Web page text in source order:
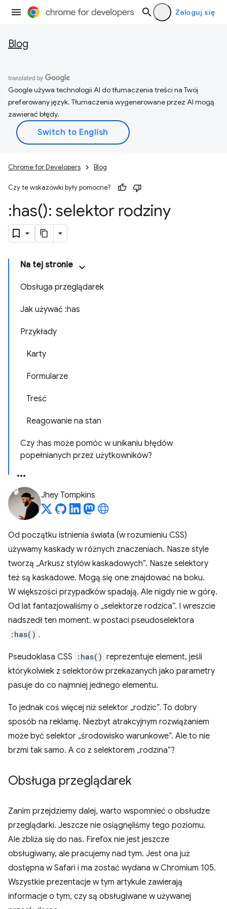
Zaloguj się
Blog
Google używa technologii AI do tłumaczenia treści na Twój
preferowany język. Tłumaczenia wygenerowane przez AI mogą
zawierać błędy.
Chrome for Developers Blog
Czy te wskazówki były pomocne?
:has(): selektor rodziny
Na tej stronie
Obsługa przeglądarek
Jak używać :has
Przykłady
Karty
Formularze
Treść
Reagowanie na stan
Czy :has może pomóc w unikaniu błędów
popełnianych przez użytkowników?
Jhey Tompkins
Od początku istnienia świata (w rozumieniu CSS)
używamy kaskady w różnych znaczeniach. Nasze style
tworzą „Arkusz stylów kaskadowych”. Nasze selektory
też są kaskadowe. Mogą się one znajdować na boku.
W większości przypadków spadają. Ale nigdy nie w górę.
Od lat fantazjowaliśmy o „selektorze rodzica”. I wreszcie
nadszedł ten moment. w postaci pseudoselektora
:has() .
Pseudoklasa CSS :has() reprezentuje element, jeśli
którykolwiek z selektorów przekazanych jako parametry
pasuje do co najmniej jednego elementu.
To jednak coś więcej niż selektor „rodzic”. To dobry
sposób na reklamę. Niezbyt atrakcyjnym rozwiązaniem
może być selektor „środowisko warunkowe”. Ale to nie
brzmi tak samo. A co z selektorem „rodzina”?
Obsługa przeglądarek
Zanim przejdziemy dalej, warto wspomnieć o obsłudze
przeglądarki. Jeszcze nie osiągnęliśmy tego poziomu.
Ale zbliża się do nas. Firefox nie jest jeszcze
obsługiwany, ale pracujemy nad tym. Jest ona już
dostępna w Safari i ma zostać wydana w Chromium 105.
Wszystkie prezentacje w tym artykule zawierają
informacje o tym, czy są obsługiwane w używanej